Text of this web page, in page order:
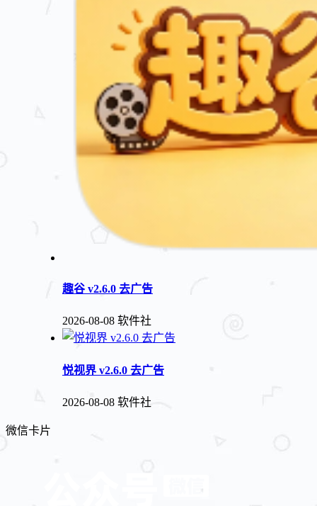
趣谷 v2.6.0 去广告
2026-08-08 软件社
悦视界 v2.6.0 去广告
2026-08-08 软件社
微信卡片